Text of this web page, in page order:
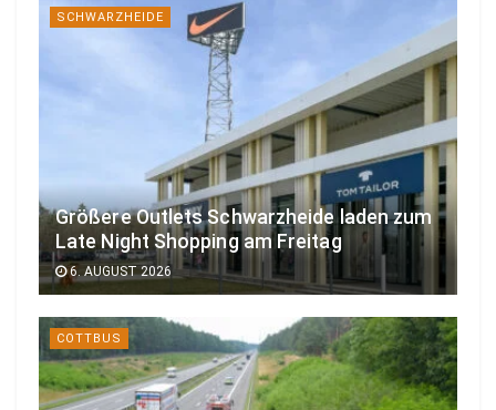
SCHWARZHEIDE
Größere Outlets Schwarzheide laden zum
Late Night Shopping am Freitag
6. AUGUST 2026
COTTBUS